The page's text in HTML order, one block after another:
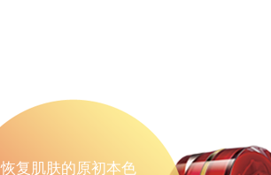
恢复肌肤的原初本色